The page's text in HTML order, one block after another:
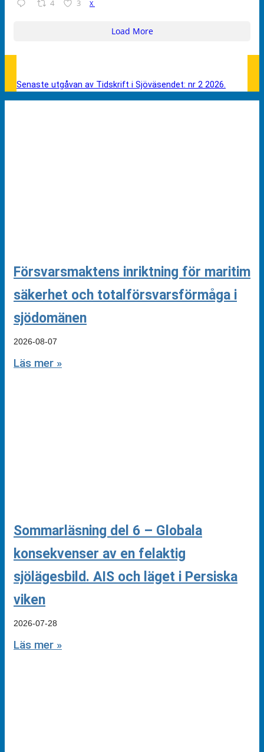
4 3 X
Load More
Senaste utgåvan av Tidskrift i Sjöväsendet: nr 2 2026.
Försvarsmaktens inriktning för maritim
säkerhet och totalförsvarsförmåga i
sjödomänen
2026-08-07
Läs mer »
Sommarläsning del 6 – Globala
konsekvenser av en felaktig
sjölägesbild. AIS och läget i Persiska
viken
2026-07-28
Läs mer »